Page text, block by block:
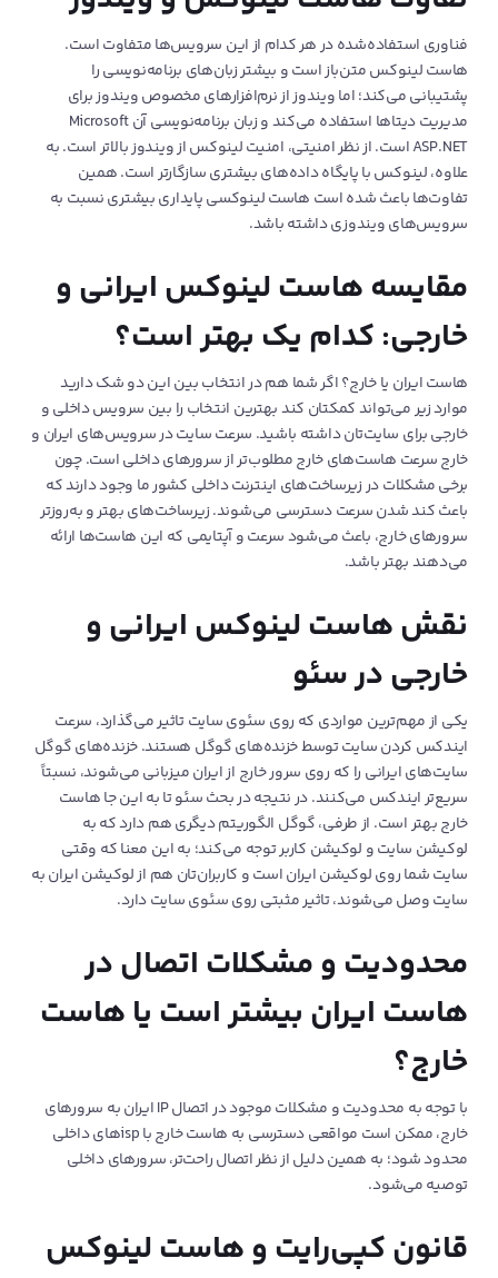
فناوری استفاده‌شده در هر کدام از این سرویس‌ها متفاوت است.
هاست لینوکس متن‌باز است و بیشتر زبان‌های برنامه‌نویسی را
پشتیبانی می‌کند؛ اما ویندوز از نرم‌افزارهای مخصوص ویندوز برای
مدیریت دیتا‌ها استفاده می‌کند و زبان برنامه‌نویسی آن Microsoft
ASP.NET است. از نظر امنیتی، امنیت لینوکس از ویندوز بالاتر است. به
علاوه، لینوکس با پایگاه داده‌های بیشتری سازگارتر است. همین
تفاوت‌ها باعث شده است هاست لینوکسی پایداری بیشتری نسبت به
سرویس‌های ویندوزی داشته باشد.
مقایسه هاست لینوکس ایرانی و
خارجی: کدام یک‌ بهتر است؟
هاست ایران یا خارج؟ اگر شما هم در انتخاب بین این دو شک دارید
موارد زیر می‌تواند کمکتان کند بهترین انتخاب را بین سرویس داخلی و
خارجی برای سایت‌تان داشته باشید. سرعت سایت در سرویس‌های ایران و
خارج سرعت هاست‌های خارج مطلوب‌تر از سرورهای داخلی است. چون
برخی مشکلات در زیرساخت‌های اینترنت داخلی کشور ما وجود دارند که
باعث کند شدن سرعت دسترسی می‌‌شوند. زیرساخت‌های بهتر و به‌روزتر
سرورهای خارج، باعث می‌شود سرعت و آپتایمی که این هاست‌ها ارائه
می‌دهند بهتر باشد.
نقش هاست لینوکس ایرانی و
خارجی در سئو
یکی از مهم‌ترین مواردی که روی سئوی سایت تاثیر می‌گذارد، سرعت
ایندکس کردن سایت توسط خزنده‌‌های گوگل هستند. خزنده‌های گوگل
سایت‌های ایرانی را که روی سرور خارج از ایران میزبانی می‌شوند، نسبتاً
سریع‌تر ایندکس می‌کنند. در نتیجه در بحث سئو تا به این جا هاست
خارج بهتر است. از طرفی، گوگل الگوریتم دیگری هم دارد که به
لوکیشن سایت و لوکیشن کاربر توجه می‌کند؛ به این معنا که وقتی
سایت شما روی لوکیشن ایران است و کاربران‌تان هم از لوکیشن ایران به
سایت وصل می‌شوند، تاثیر مثبتی روی سئوی سایت دارد.
محدودیت و مشکلات اتصال در
هاست ایران بیشتر است یا هاست
خارج؟
با توجه به محدودیت و مشکلات موجود در اتصال IP ایران به سرورهای
خارج، ممکن است مواقعی دسترسی به هاست خارج با ispهای داخلی
محدود شود؛ به همین دلیل از نظر اتصال راحت‌تر، سرورهای داخلی
توصیه می‌شود.
قانون کپی‌رایت و هاست لینوکس